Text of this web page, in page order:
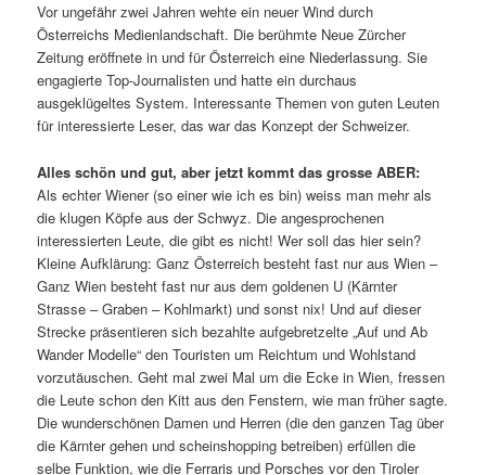
Vor ungefähr zwei Jahren wehte ein neuer Wind durch
Österreichs Medienlandschaft. Die berühmte Neue Zürcher
Zeitung eröffnete in und für Österreich eine Niederlassung. Sie
engagierte Top-Journalisten und hatte ein durchaus
ausgeklügeltes System. Interessante Themen von guten Leuten
für interessierte Leser, das war das Konzept der Schweizer.
Alles schön und gut, aber jetzt kommt das grosse ABER:
Als echter Wiener (so einer wie ich es bin) weiss man mehr als
die klugen Köpfe aus der Schwyz. Die angesprochenen
interessierten Leute, die gibt es nicht! Wer soll das hier sein?
Kleine Aufklärung: Ganz Österreich besteht fast nur aus Wien –
Ganz Wien besteht fast nur aus dem goldenen U (Kärnter
Strasse – Graben – Kohlmarkt) und sonst nix! Und auf dieser
Strecke präsentieren sich bezahlte aufgebretzelte „Auf und Ab
Wander Modelle“ den Touristen um Reichtum und Wohlstand
vorzutäuschen. Geht mal zwei Mal um die Ecke in Wien, fressen
die Leute schon den Kitt aus den Fenstern, wie man früher sagte.
Die wunderschönen Damen und Herren (die den ganzen Tag über
die Kärnter gehen und scheinshopping betreiben) erfüllen die
selbe Funktion, wie die Ferraris und Porsches vor den Tiroler